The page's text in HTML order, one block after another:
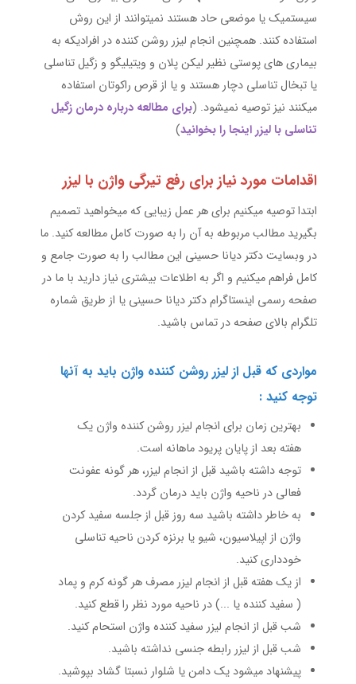
سیستمیک یا موضعی حاد هستند نمیتوانند از این روش
استفاده کنند. همچنین انجام لیزر روشن کننده در افرادیکه به
بیماری های پوستی نظیر لیکن پلان و ویتیلیگو و زگیل تناسلی
یا تبخال تناسلی دچار هستند و یا از قرص راکوتان استفاده
میکنند نیز توصیه نمیشود. (برای مطالعه درباره درمان زگیل
تناسلی با لیزراینجا را بخوانید)
اقدامات مورد نیاز برای رفع تیرگی واژن با لیزر
ابتدا توصیه میکنیم برای هر عمل زیبایی که میخواهید تصمیم
بگیرید مطالب مربوطه به آن را به صورت کامل مطالعه کنید. ما
در وبسایت دکتر دیانا حسینی این مطالب را به صورت جامع و
کامل فراهم میکنیم و اگر به اطلاعات بیشتری نیاز دارید با ما در
صفحه رسمی اینستاگرام دکتر دیانا حسینی یا از طریق شماره
تلگرام بالای صفحه در تماس باشید.
مواردی که قبل از لیزر روشن کننده واژن باید به آنها
توجه کنید :
بهترین زمان برای انجام لیزر روشن کننده واژن یک
هفته بعد از پایان پریود ماهانه است.
توجه داشته باشید قبل از انجام لیزر، هر گونه عفونت
فعالی در ناحیه واژن باید درمان گردد.
به خاطر داشته باشید سه روز قبل از جلسه سفید کردن
واژن از اپیلاسیون، شیو یا برنزه کردن ناحیه تناسلی
خودداری کنید.
از یک هفته قبل از انجام لیزر مصرف هر گونه کرم و پماد
( سفید کننده یا ...) در ناحیه مورد نظر را قطع کنید.
شب قبل از انجام لیزر سفید کننده واژن استحام کنید.
شب قبل از لیزر رابطه جنسی نداشته باشید.
پیشنهاد میشود یک دامن یا شلوار نسبتا گشاد بپوشید.